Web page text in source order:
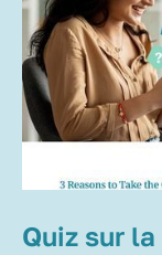
Quiz sur